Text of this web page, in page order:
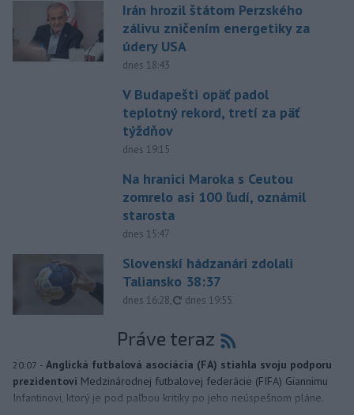
Irán hrozil štátom Perzského
zálivu zničením energetiky za
údery USA
dnes 18:43
V Budapešti opäť padol
teplotný rekord, tretí za päť
týždňov
dnes 19:15
Na hranici Maroka s Ceutou
zomrelo asi 100 ľudí, oznámil
starosta
dnes 15:47
Slovenskí hádzanári zdolali
Taliansko 38:37
dnes 16:28, aktualizované
dnes 19:55
Práve teraz
20:07 - Anglická futbalová asociácia (FA) stiahla svoju podporu
prezidentovi Medzinárodnej futbalovej federácie (FIFA) Giannimu
Infantinovi, ktorý je pod paľbou kritiky po jeho neúspešnom pláne.